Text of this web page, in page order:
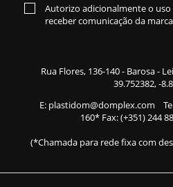
Autorizo adicionalmente o
receber comunicação da marca
Rua Flores, 136-140- Barosa -
39.752382, -
E: plastidom@domplex.com
160* Fax: (+351) 244
(*Chamada para rede fixa com